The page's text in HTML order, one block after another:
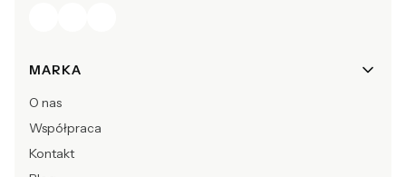
Linki w stopce
MARKA
O nas
Współpraca
Kontakt